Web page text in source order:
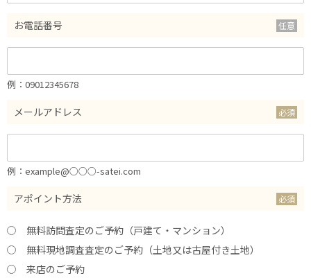
お電話番号
例：09012345678
メールアドレス
例：example@○○○-satei.com
アポイント方法
無料訪問査定のご予約（戸建て・マンション）
無料現地調査査定のご予約（土地又は古屋付き土地）
来店のご予約